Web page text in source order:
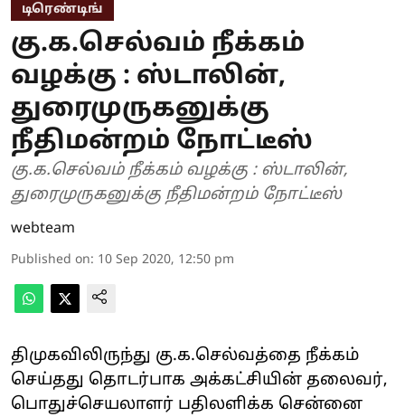
டிரெண்டிங்
கு.க.செல்வம் நீக்கம்
வழக்கு : ஸ்டாலின்,
துரைமுருகனுக்கு
நீதிமன்றம் நோட்டீஸ்
கு.க.செல்வம் நீக்கம் வழக்கு : ஸ்டாலின்,
துரைமுருகனுக்கு நீதிமன்றம் நோட்டீஸ்
webteam
Published on: 10 Sep 2020, 12:50 pm
திமுகவிலிருந்து கு.க.செல்வத்தை நீக்கம்
செய்தது தொடர்பாக அக்கட்சியின் தலைவர்,
பொதுச்செயலாளர் பதிலளிக்க சென்னை